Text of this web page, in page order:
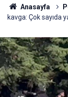
Anasayfa
kavga: Çok sayıda